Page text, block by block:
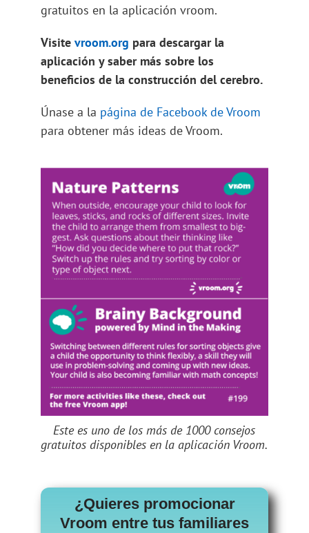
gratuitos en la aplicación vroom.
Visitevroom.org para descargar la
aplicación y saber más sobre los
beneficios de la construcción del cerebro.
Únase a la página de Facebook de Vroom
para obtener más ideas de Vroom.
Este es uno de los más de 1000 consejos
gratuitos disponibles en la aplicación Vroom.
¿Quieres promocionar
Vroom entre tus familiares